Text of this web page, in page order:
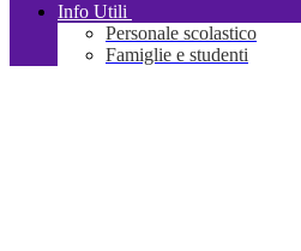
Info Utili
Personale scolastico
Famiglie e studenti